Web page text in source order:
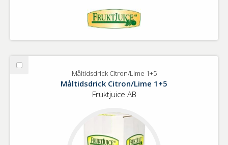
Välj
Måltidsdrick Citron/Lime 1+5
Måltidsdrick Citron/Lime 1+5
Fruktjuice AB